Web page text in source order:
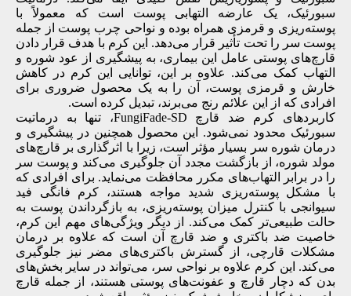
سبورئیک، یک عارضه التهابی پوست است که معمولاً با
پوسته‌ریزی و قرمزی همراه بوده و نواحی چرب پوست از جمله
پوست سر را تحت تأثیر قرار می‌دهد. این کرم با هدف قرار دادن
قارچ‌های پوستی عامل این بیماری، به پیشگیری از عود شوره و
التهاب کمک می‌کند. علاوه بر این، توانایی این کرم در کاهش
خارش و قرمزی پوست، آن را به یک محصول ضروری برای
افرادی که از این علائم رنج می‌برند، تبدیل کرده است.
کاربردهای کرم ضد قارچ FungiFade-SD، تنها به درماتیت
سبورئیک محدود نمی‌شود. این محصول همچنین در پیشگیری و
درمان شوره سر بسیار مؤثر است، زیرا با اثرگذاری بر قارچ‌های
مولد شوره، از بازگشت مجدد آن جلوگیری می‌کند و پوست سر
را در برابر التهاب‌های مکرر محافظت می‌نماید. برای افرادی که
با مشکل پوسته‌ریزی شدید مواجه هستند، کرم فانگی فید
سیوانجی با کنترل میزان پوسته‌ریزی، به بازگرداندن پوست به
حالت طبیعی‌تر کمک می‌کند. از دیگر ویژگی‌های مهم این کرم،
خاصیت ضد باکتری و ضد قارچ آن است که علاوه بر درمان
مشکلات قارچی، از گسترش باکتری‌های مضر نیز جلوگیری
می‌کند. این کرم علاوه بر نواحی سر، می‌تواند در سایر بخش‌های
بدن که دچار قارچ و عفونت‌های پوستی هستند، از جمله قارچ